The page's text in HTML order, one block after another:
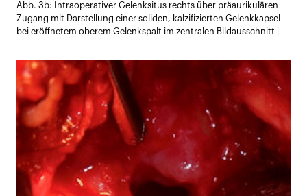
öffnen
Abb. 3b: Intraoperativer Gelenksitus rechts über präaurikulären
Zugang mit Darstellung einer soliden, kalzifizierten Gelenkkapsel
bei eröffnetem oberem Gelenkspalt im zentralen Bildausschnitt |